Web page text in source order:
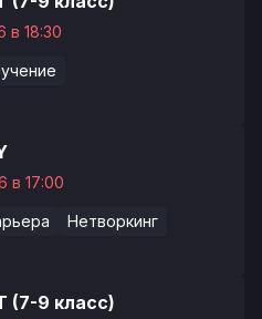
в 18:30
в 17:00
Нетворкинг
(7-9 класс)